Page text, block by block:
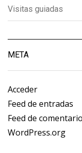
Visitas guiadas
META
Acceder
Feed de entradas
Feed de
WordPress.org